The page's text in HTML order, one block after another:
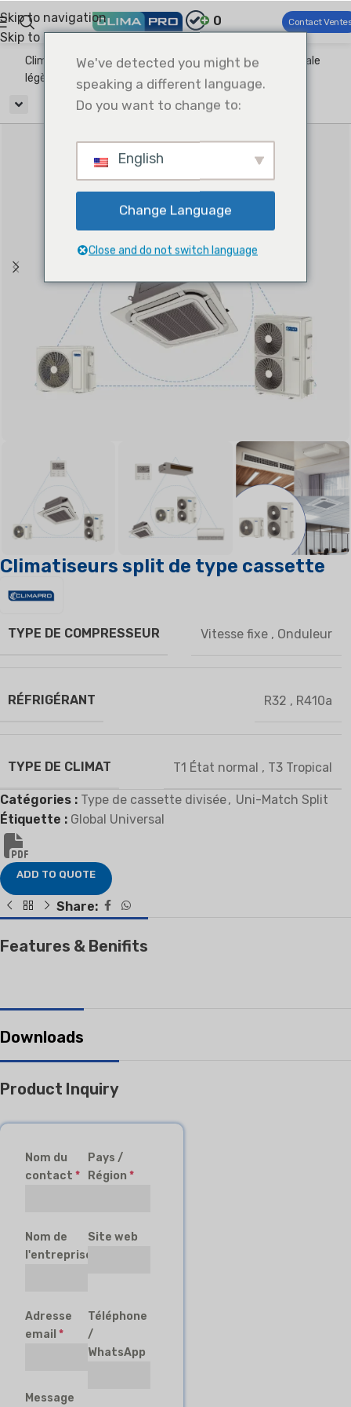
Skip to navigation
Skip to main content
0 Contact
Climapro® CVC commercial
Climatisation commerciale
légère
Uni-Match Split Type de cassette divisée
Climatiseurs split de type cassette
TYPE DE COMPRESSEUR Vitesse fixe , Onduleur
RÉFRIGÉRANT R32 , R410a
TYPE DE CLIMAT T1 État normal , T3 Tropical
Catégories : Type de cassette divisée, Uni-Match Split
Étiquette : Global Universal
ADD TO QUOTE
Share:
Features & Benifits
Downloads
Product Inquiry
Nom du
contact *
Pays /
Région*
Nom de
l'entreprise
Site web
Adresse
email *
Téléphone
/
WhatsApp
Message
We've detected you might be
speaking a different language.
Do you want to change to:
English
Change Language
Close and do not switch language